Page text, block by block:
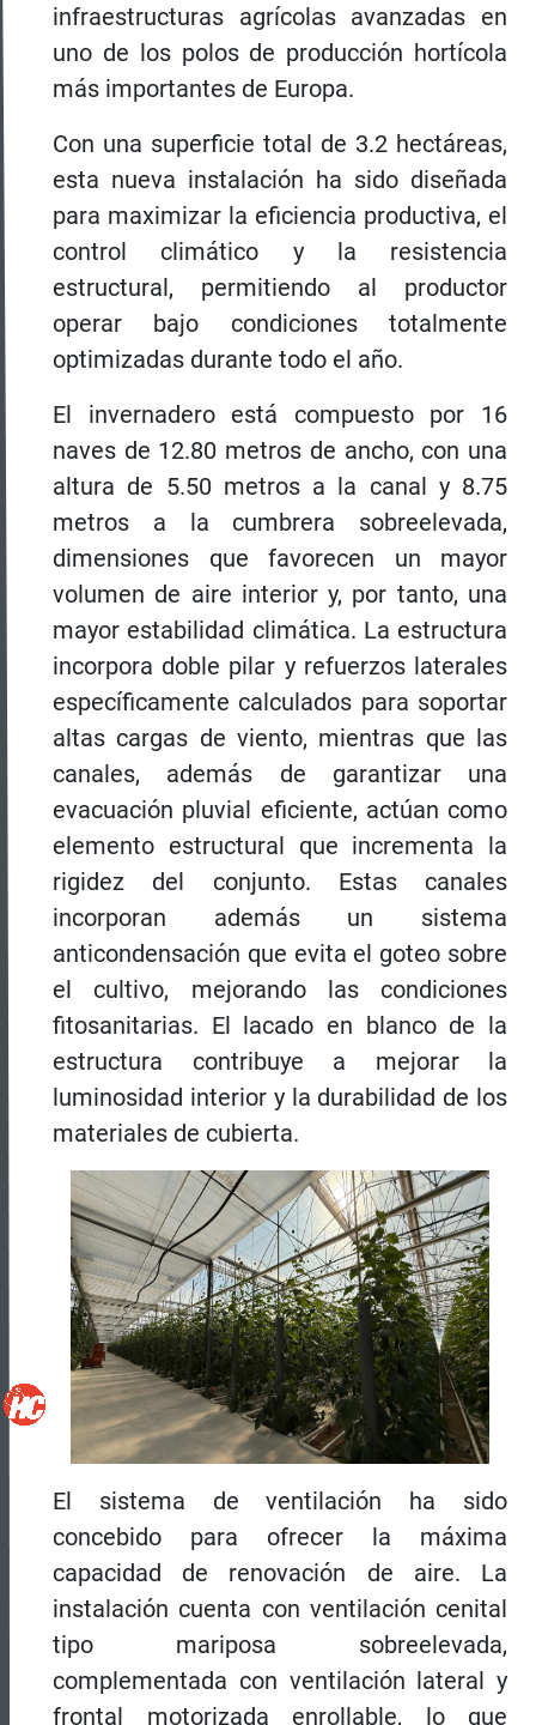
infraestructuras agrícolas avanzadas en
uno de los polos de producción hortícola
más importantes de Europa.
Con una superficie total de 3.2 hectáreas,
esta nueva instalación ha sido diseñada
para maximizar la eficiencia productiva, el
control climático y la resistencia
estructural, permitiendo al productor
operar bajo condiciones totalmente
optimizadas durante todo el año.
El invernadero está compuesto por 16
naves de 12.80 metros de ancho, con una
altura de 5.50 metros a la canal y 8.75
metros a la cumbrera sobreelevada,
dimensiones que favorecen un mayor
volumen de aire interior y, por tanto, una
mayor estabilidad climática. La estructura
incorpora doble pilar y refuerzos laterales
específicamente calculados para soportar
altas cargas de viento, mientras que las
canales, además de garantizar una
evacuación pluvial eficiente, actúan como
elemento estructural que incrementa la
rigidez del conjunto. Estas canales
incorporan además un sistema
anticondensación que evita el goteo sobre
el cultivo, mejorando las condiciones
fitosanitarias. El lacado en blanco de la
estructura contribuye a mejorar la
luminosidad interior y la durabilidad de los
materiales de cubierta.
El sistema de ventilación ha sido
concebido para ofrecer la máxima
capacidad de renovación de aire. La
instalación cuenta con ventilación cenital
tipo mariposa sobreelevada,
complementada con ventilación lateral y
frontal motorizada enrollable, lo que